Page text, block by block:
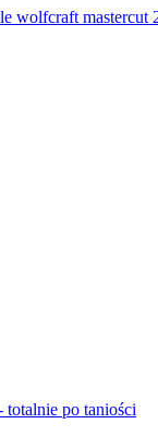
wolfcraft mastercut
totalnie po taniości